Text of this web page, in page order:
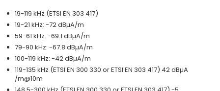
19-119 kHz (ETSI EN 303 417)
19-21 kHz: -72 dBµA/m
59-61 kHz: -69.1 dBµA/m
79-90 kHz: -67.8 dBµA/m
100-119 kHz: -42 dBµA/m
119-135 kHz (ETSI EN 300 330 or ETSI EN 303 417) 42 dBµA
/m@10m